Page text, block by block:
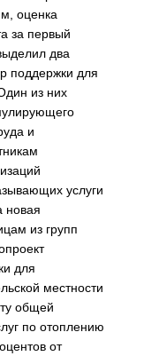
оценка
за первый
два
поддержки для
из них
и
услуги
новая
из групп
для
местности
общей
по отоплению
от